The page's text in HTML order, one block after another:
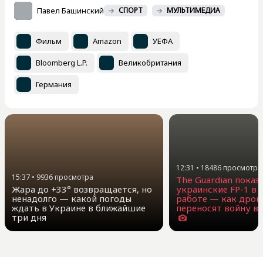
Павел Башинский СПОРТ МУЛЬТИМЕДИА
Фильм Amazon УЕФА
Bloomberg L.P. Великобритания
Германия
15:37 • 9936просмотра
Жара до +33° возвращается, но
ненадолго — какой погоды
ждать в Украине в ближайшие
три дня
12:31 • 18486просмотра
The Guardian
украинские FP-1 в
работе — как
переносят войну